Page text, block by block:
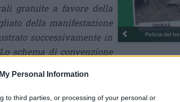
Personal Information
to third parties, or processing of your personal or
gratuite a favore della
della manifestazione
successivamente in
schema di convenzione
delle parti e definisce
attenersi per la
Pulizia del
Ricordiamo i